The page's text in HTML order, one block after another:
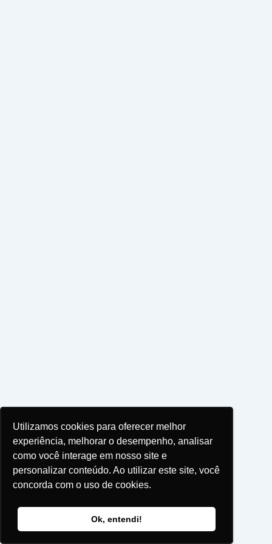
Utilizamos cookies para oferecer melhor
experiência, melhorar o desempenho, analisar
como você interage em nosso site e
personalizar conteúdo. Ao utilizar este site, você
concorda com o uso de cookies.
Ok, entendi!